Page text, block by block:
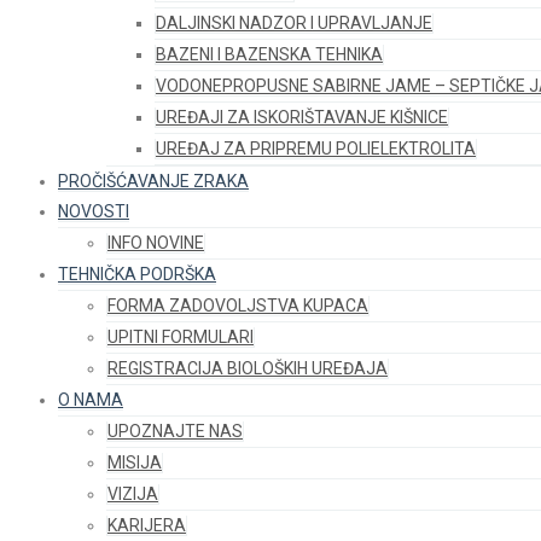
DALJINSKI NADZOR I UPRAVLJANJE
BAZENI I BAZENSKA TEHNIKA
VODONEPROPUSNE SABIRNE JAME – SEPTIČKE
UREĐAJI ZA ISKORIŠTAVANJE KIŠNICE
UREĐAJ ZA PRIPREMU POLIELEKTROLITA
PROČIŠĆAVANJE ZRAKA
NOVOSTI
INFO NOVINE
TEHNIČKA PODRŠKA
FORMA ZADOVOLJSTVA KUPACA
UPITNI FORMULARI
REGISTRACIJA BIOLOŠKIH UREĐAJA
O NAMA
UPOZNAJTE NAS
MISIJA
VIZIJA
KARIJERA